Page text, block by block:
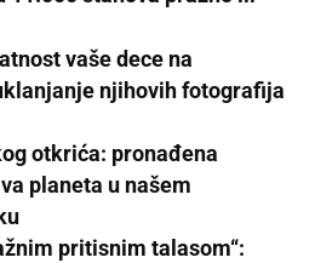
vaše dece na
njihovih fotografija
otkrića: pronađena
planeta u našem
pritisnim talasom“: